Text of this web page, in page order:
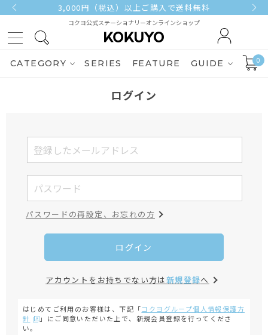
3,000円（税込）以上ご購入で送料無料
コクヨ公式ステーショナリーオンラインショップ
CATEGORY SERIES FEATURE GUIDE 0
ログイン
パスワードの再設定、お忘れの方
ログイン
アカウントをお持ちでない方は新規登録へ
はじめてご利用のお客様は、下記「コクヨグループ個人情報保護方
針
」にご同意いただいた上で、新規会員登録を行ってくださ
い。